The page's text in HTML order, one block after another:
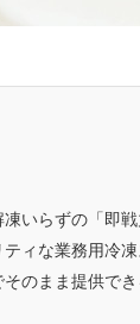
いらずの「即戦
ィな業務用冷凍
のまま提供でき